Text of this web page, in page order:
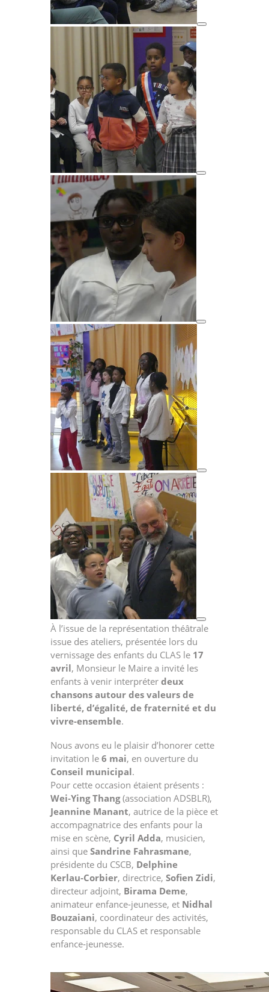
À l’issue de la représentation théâtrale
issue des ateliers, présentée lors du
vernissage des enfants du CLAS le 17
avril, Monsieur le Maire a invité les
enfants à venir interpréter deux
chansons autour des valeurs de
liberté, d’égalité, de fraternité et du
vivre-ensemble.
Nous avons eu le plaisir d’honorer cette
invitation le 6 mai, en ouverture du
Conseil municipal.
Pour cette occasion étaient présents :
Wei‑Ying Thang(association ADSBLR),
Jeannine Manant, autrice de la pièce et
accompagnatrice des enfants pour la
mise en scène, Cyril Adda, musicien,
ainsi que Sandrine Fahrasmane,
présidente du CSCB, Delphine
Kerlau‑Corbier, directrice, Sofien Zidi,
directeur adjoint, Birama Deme,
animateur enfance‑jeunesse, et Nidhal
Bouzaiani, coordinateur des activités,
responsable du CLAS et responsable
enfance‑jeunesse.